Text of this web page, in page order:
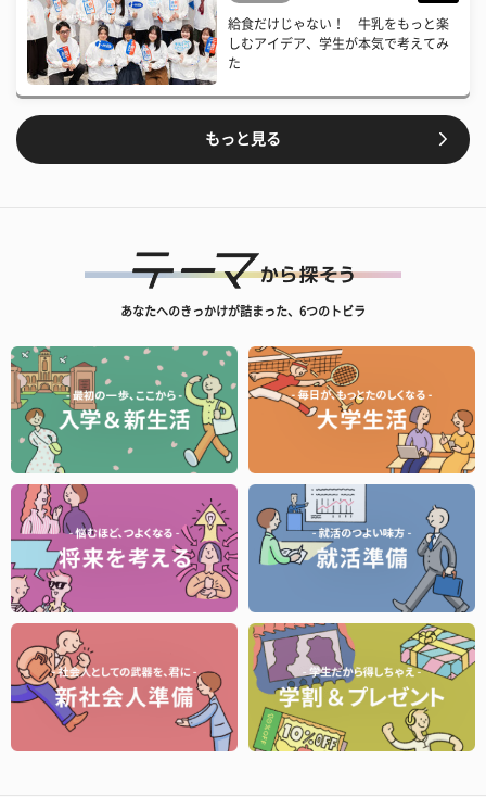
給食だけじゃない！ 牛乳をもっと楽
しむアイデア、学生が本気で考えてみ
た
もっと見る
あなたへのきっかけが詰まった、6つのトビラ